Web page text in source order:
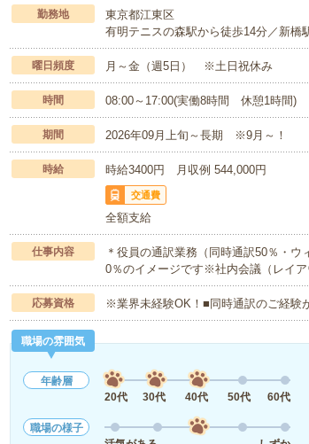
勤務地
東京都江東区
有明テニスの森駅から徒歩14分／新橋
曜日頻度 月～金（週5日） ※土日祝休み
時間 08:00～17:00(実働8時間 休憩1時間)
期間 2026年09月上旬～長期 ※9月～！
時給 時給3400円 月収例 544,000円
交通費
全額支給
仕事内容
＊役員の通訳業務（同時通訳50％・
0％のイメージです※社内会議（レイ
応募資格 ※業界未経験OK！■同時通訳のご経験
職場の雰囲気
年齢層
20代
30代 40代 50代 60代
職場の様子